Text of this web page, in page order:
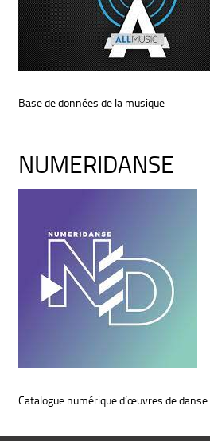
Base de données de la musique
NUMERIDANSE
Catalogue numérique d’œuvres de danse.